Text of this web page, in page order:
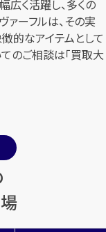
広く活躍し、多くの
ァーフルは、その実
的なアイテムとして
のご相談は「買取大